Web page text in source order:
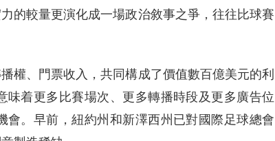
的較量更演化成一場政治敘事之爭，往往比球賽
權、門票收入，共同構成了價值數百億美元的利
味着更多比賽場次、更多轉播時段及更多廣告位
。早前，紐約州和新澤西州已對國際足球總會